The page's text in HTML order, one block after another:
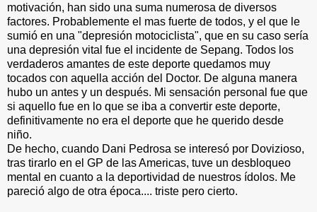
motivación, han sido una suma numerosa de diversos
factores. Probablemente el mas fuerte de todos, y el que le
sumió en una "depresión motociclista", que en su caso sería
una depresión vital fue el incidente de Sepang. Todos los
verdaderos amantes de este deporte quedamos muy
tocados con aquella acción del Doctor. De alguna manera
hubo un antes y un después. Mi sensación personal fue que
si aquello fue en lo que se iba a convertir este deporte,
definitivamente no era el deporte que he querido desde
niño.
De hecho, cuando Dani Pedrosa se interesó por Dovizioso,
tras tirarlo en el GP de las Americas, tuve un desbloqueo
mental en cuanto a la deportividad de nuestros ídolos. Me
pareció algo de otra época.... triste pero cierto.